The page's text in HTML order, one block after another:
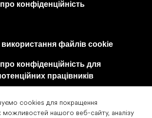
cookies для покращення
можливостей нашого веб-сайту, аналізу
конфіденційність
файлів cookie
конфіденційність для
працівників